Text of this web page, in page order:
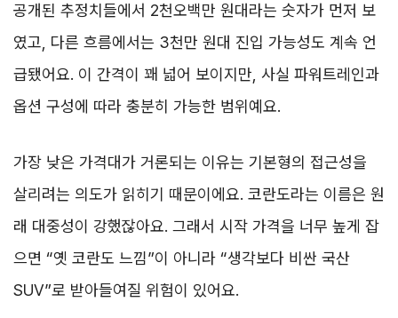
공개된 추정치들에서 2천오백만 원대라는 숫자가 먼저 보
였고, 다른 흐름에서는 3천만 원대 진입 가능성도 계속 언
급됐어요. 이 간격이 꽤 넓어 보이지만, 사실 파워트레인과
옵션 구성에 따라 충분히 가능한 범위예요.
가장 낮은 가격대가 거론되는 이유는 기본형의 접근성을
살리려는 의도가 읽히기 때문이에요. 코란도라는 이름은 원
래 대중성이 강했잖아요. 그래서 시작 가격을 너무 높게 잡
으면 “옛 코란도 느낌”이 아니라 “생각보다 비싼 국산
SUV”로 받아들여질 위험이 있어요.